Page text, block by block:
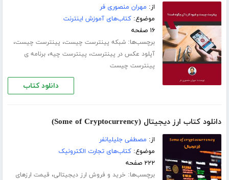
از: مهران منصوری فر
موضوع:کتاب‌های آموزش اینترنت
۱۶ صفحه
برچسب‌ها:شبکه پینترست چیست، پینترست چیست،
آپلود عکس در پینترست، پینترست چیه،برنامه ی
پینترست چیست
دانلود کتاب
دانلود کتاب ارز دیجیتال (Some of Cryptocurrency)
از: مصطفی جلیلیانفر
موضوع:کتاب‌های تجارت الکترونیک
۲۲۲ صفحه
برچسب‌ها: خرید و فروش ارز دیجیتالی، قیمت ارزهای